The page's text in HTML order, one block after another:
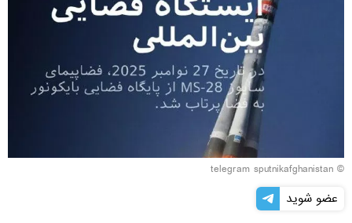
© telegram sputnikafghanistan
عضو شوید